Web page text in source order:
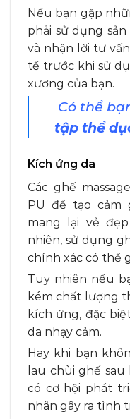
Nếu bạn gặp
phải sử dụng
và nhận lời tư
tế trước khi sử
xương của bạn.
Có thể
tập thể
Kích ứng da
Các ghế
PU để tạo cảm
mang lại vẻ
nhiên, sử dụng
chính xác có thể
Tuy nhiên nếu
kém chất lượng
kích ứng, đặc
da nhạy cảm.
Hay khi bạn
lau chùi ghế
có cơ hội phát
nhân gây ra tình